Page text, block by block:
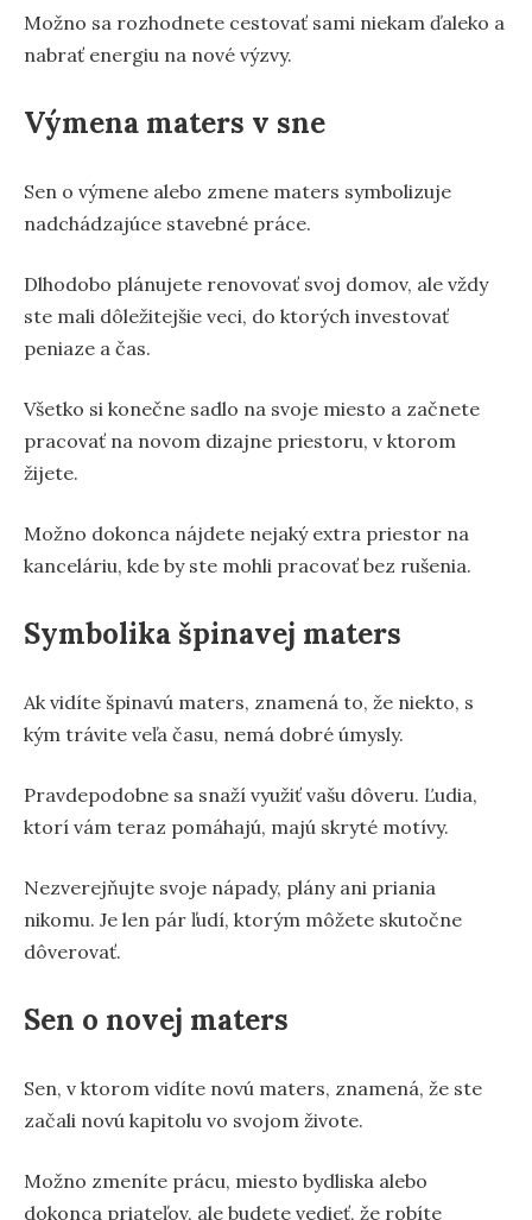
Možno sa rozhodnete cestovať sami niekam ďaleko a
nabrať energiu na nové výzvy.
Výmena maters v sne
Sen o výmene alebo zmene maters symbolizuje
nadchádzajúce stavebné práce.
Dlhodobo plánujete renovovať svoj domov, ale vždy
ste mali dôležitejšie veci, do ktorých investovať
peniaze a čas.
Všetko si konečne sadlo na svoje miesto a začnete
pracovať na novom dizajne priestoru, v ktorom
žijete.
Možno dokonca nájdete nejaký extra priestor na
kanceláriu, kde by ste mohli pracovať bez rušenia.
Symbolika špinavej maters
Ak vidíte špinavú maters, znamená to, že niekto, s
kým trávite veľa času, nemá dobré úmysly.
Pravdepodobne sa snaží využiť vašu dôveru. Ľudia,
ktorí vám teraz pomáhajú, majú skryté motívy.
Nezverejňujte svoje nápady, plány ani priania
nikomu. Je len pár ľudí, ktorým môžete skutočne
dôverovať.
Sen o novej maters
Sen, v ktorom vidíte novú maters, znamená, že ste
začali novú kapitolu vo svojom živote.
Možno zmeníte prácu, miesto bydliska alebo
dokonca priateľov, ale budete vedieť, že robíte